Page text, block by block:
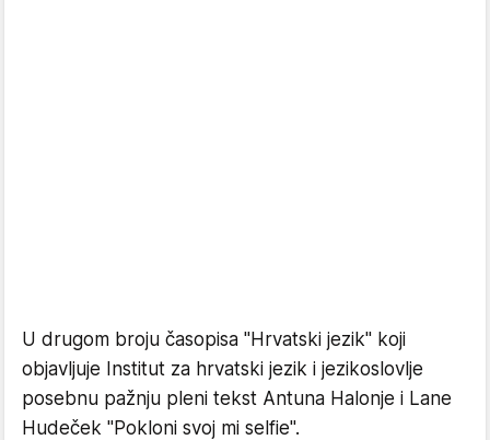
U drugom broju časopisa "Hrvatski jezik" koji
objavljuje Institut za hrvatski jezik i jezikoslovlje
posebnu pažnju pleni tekst Antuna Halonje i Lane
Hudeček "Pokloni svoj mi selfie".